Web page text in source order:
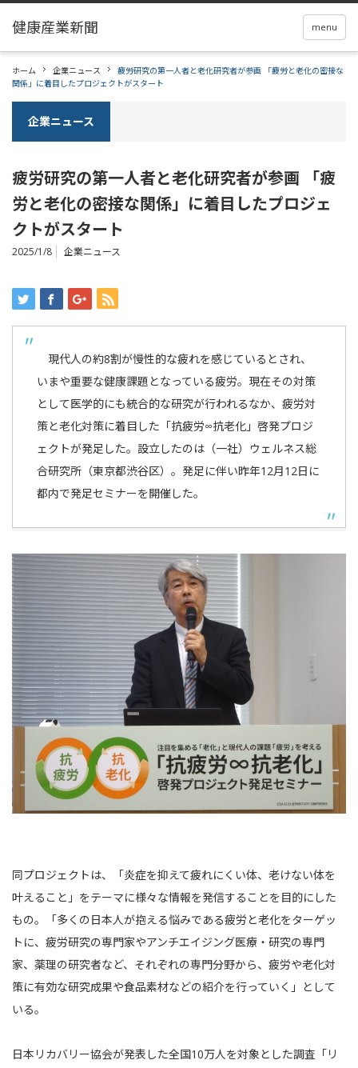
menu
ホーム 企業ニュース
疲労研究の第一人者と老化研究者が参画 「疲労と老化の密接な
関係」に着目したプロジェクトがスタート
企業ニュース
疲労研究の第一人者と老化研究者が参画 「疲
労と老化の密接な関係」に着目したプロジェ
クトがスタート
2025/1/8 企業ニュース
現代人の約8割が慢性的な疲れを感じているとされ、
いまや重要な健康課題となっている疲労。現在その対策
として医学的にも統合的な研究が行われるなか、疲労対
策と老化対策に着目した「抗疲労∞抗老化」啓発プロジ
ェクトが発足した。設立したのは（一社）ウェルネス総
合研究所（東京都渋谷区）。発足に伴い昨年12月12日に
都内で発足セミナーを開催した。
同プロジェクトは、「炎症を抑えて疲れにくい体、老けない体を
叶えること」をテーマに様々な情報を発信することを目的にした
もの。「多くの日本人が抱える悩みである疲労と老化をターゲッ
トに、疲労研究の専門家やアンチエイジング医療・研究の専門
家、薬理の研究者など、それぞれの専門分野から、疲労や老化対
策に有効な研究成果や食品素材などの紹介を行っていく」として
いる。
日本リカバリー協会が発表した全国10万人を対象とした調査「リ